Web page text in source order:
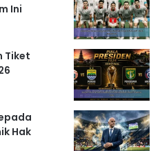
Ini
Tiket
Hak